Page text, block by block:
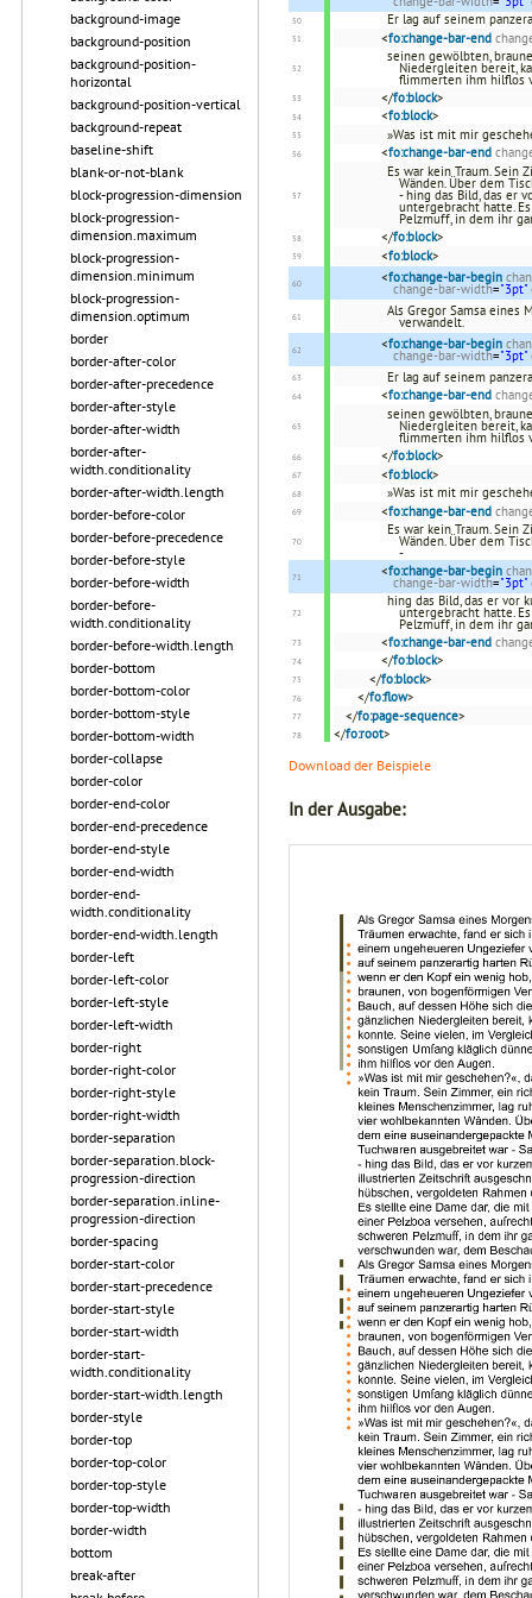
background-image
background-position
background-position-
horizontal
background-position-vertical
background-repeat
baseline-shift
blank-or-not-blank
block-progression-dimension
block-progression-
dimension.maximum
block-progression-
dimension.minimum
block-progression-
dimension.optimum
border
border-after-color
border-after-precedence
border-after-style
border-after-width
border-after-
width.conditionality
border-after-width.length
border-before-color
border-before-precedence
border-before-style
border-before-width
border-before-
width.conditionality
border-before-width.length
border-bottom
border-bottom-color
border-bottom-style
border-bottom-width
border-collapse
border-color
border-end-color
border-end-precedence
border-end-style
border-end-width
border-end-
width.conditionality
border-end-width.length
border-left
border-left-color
border-left-style
border-left-width
border-right
border-right-color
border-right-style
border-right-width
border-separation
border-separation.block-
progression-direction
border-separation.inline-
progression-direction
border-spacing
border-start-color
border-start-precedence
border-start-style
border-start-width
border-start-
width.conditionality
border-start-width.length
border-style
border-top
border-top-color
border-top-style
border-top-width
border-width
bottom
break-after
Er lag auf seinem
<fo:change-bar-end
seinen gewölbten,
Niedergleiten bereit,
flimmerten ihm hilflos
</fo:block>
<fo:block>
»Was ist mit mir
<fo:change-bar-end
Es war kein Traum. Sein
Wänden. Über dem
- hing das Bild, das er
untergebracht hatte.
Pelzmuff, in dem ihr
</fo:block>
<fo:block>
<fo:change-bar-begin
change-bar-width="3pt"
Als Gregor Samsa eines
verwandelt.
<fo:change-bar-begin
change-bar-width="3pt"
Er lag auf seinem
<fo:change-bar-end
seinen gewölbten,
Niedergleiten bereit,
flimmerten ihm hilflos
</fo:block>
<fo:block>
»Was ist mit mir
<fo:change-bar-end
Es war kein Traum. Sein
Wänden. Über dem
-
<fo:change-bar-begin
change-bar-width="3pt"
hing das Bild, das er vor
untergebracht hatte.
Pelzmuff, in dem ihr
<fo:change-bar-end
</fo:block>
</fo:block>
</fo:flow>
</fo:page-sequence>
</fo:root>
Download der Beispiele
In der Ausgabe: